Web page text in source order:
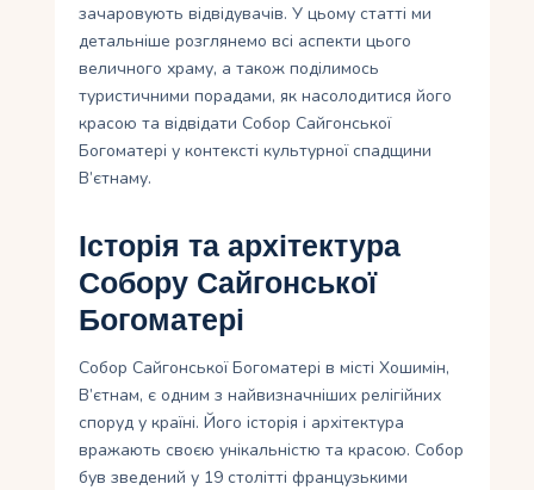
зачаровують відвідувачів. У цьому статті ми
детальніше розглянемо всі аспекти цього
величного храму, а також поділимось
туристичними порадами, як насолодитися його
красою та відвідати Собор Сайгонської
Богоматері у контексті культурної спадщини
В’єтнаму.
Історія та архітектура
Собору Сайгонської
Богоматері
Собор Сайгонської Богоматері в місті Хошимін,
В’єтнам, є одним з найвизначніших релігійних
споруд у країні. Його історія і архітектура
вражають своєю унікальністю та красою. Собор
був зведений у 19 столітті французькими